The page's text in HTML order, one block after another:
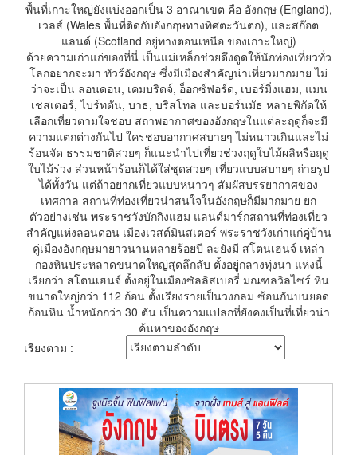
พื้นที่เกาะใหญ่ยังแบ่งออกเป็น 3 อาณาเขต คือ อังกฤษ (England),
เวลส์ (Wales พื้นที่ติดกับอังกฤษทางทิศตะวันตก), และสก๊อต
แลนด์ (Scotland อยู่ทางตอนเหนือ ของเกาะใหญ่)
ด้วยความเก่าแก่ของที่นี่ เป็นแม่เหล็กช่วยดึงดูดให้นักท่องเที่ยวทั่ว
โลกอยากจะมา ทัวร์อังกฤษ ซึ่งมีเมืองสำคัญน่าเที่ยวมากมาย ไม่
ว่าจะเป็น ลอนดอน, เคมบริดจ์, อ็อกซ์ฟอร์ด, เบอร์มิ่งแฮม, แมน
เชสเตอร์, ไบร์ทตัน, บาธ, บริสโทล และบอร์นมัธ หลายพิกัดให้
เลือกเที่ยวตามใจชอบ สถาพอากาศของอังกฤษในแต่ละฤดูก็จะมี
ความแตกต่างกันไป ใครชอบอากาศสบายๆ ไม่หนาวเกินและไม่
ร้อนจัด ธรรมชาติสวยๆ ก็แนะนำไปเที่ยวช่วงฤดูใบไม้ผลิหรือฤดู
ใบไม้ร่วง ส่วนหน้าร้อนก็ได้ใส่ชุดสวยๆ เที่ยวแบบสบายๆ ถ่ายรูป
ได้ทั้งวัน แต่ถ้าอยากเที่ยวแบบหนาวๆ สัมผัสบรรยากาศของ
เทศกาล สถานที่ท่องเที่ยวน่าสนใจในอังกฤษก็มีมากมาย ยก
ตัวอย่างเช่น พระราชวังบักกิงแฮม แลนด์มาร์กสถานที่ท่องเที่ยว
สำคัญแห่งลอนดอน เมืองเวสต์มินสเตอร์ พระราชวังเก่าแก่คู่บ้าน
คู่เมืองอังกฤษมายาวนานหลายร้อยปี ละยังมี สโตนเฮนจ์ เหล่า
กองหินประหลาดขนาดใหญ่สุดลึกลับ ตั้งอยู่กลางทุ่งนา แห่งนี้
เรียกว่า สโตนเฮนจ์ ตั้งอยู่ในเมืองซัลลิสเบอรี่ มณฑลวิลไซร์ หิน
ขนาดใหญ่กว่า 112 ก้อน ตั้งเรียงรายเป็นวงกลม ซ้อนกันบนยอด
ก้อนหิน น้ำหนักกว่า 30 ตัน เป็นความแปลกที่ยังคงเป็นที่เที่ยวน่า
ค้นหาของอังกฤษ
เรียงตาม :